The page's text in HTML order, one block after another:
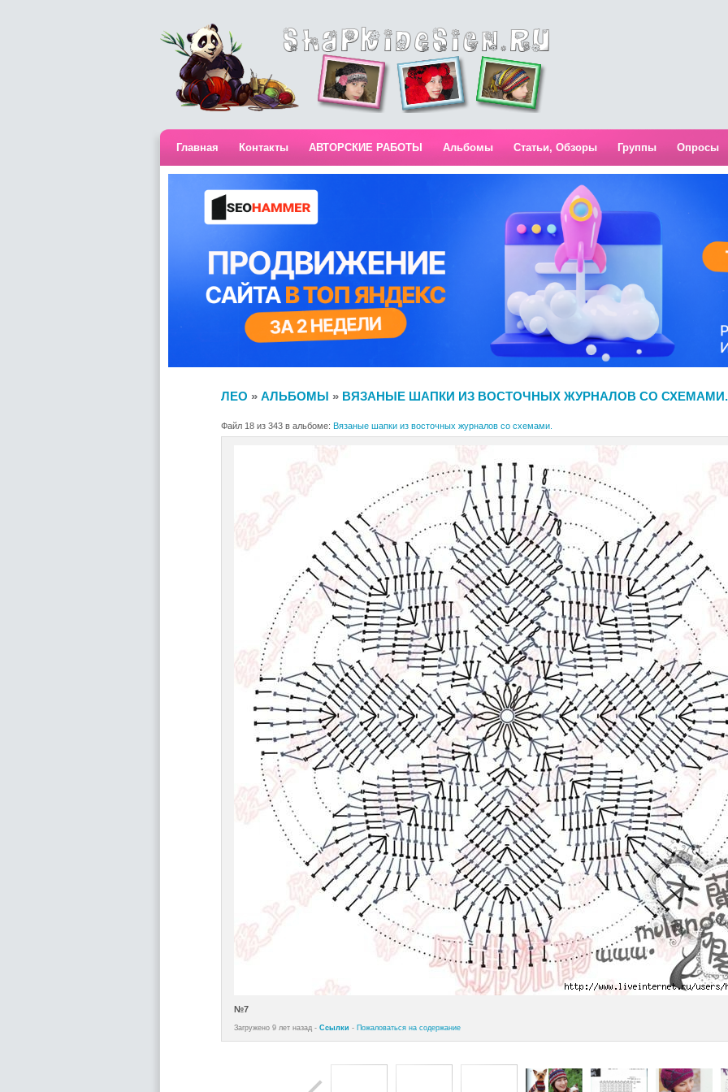
Главная Контакты АВТОРСКИЕ РАБОТЫ Альбомы Статьи, Обзоры Группы Опросы
ЛЕО » АЛЬБОМЫ » ВЯЗАНЫЕ ШАПКИ ИЗ ВОСТОЧНЫХ ЖУРНАЛОВ СО СХЕМАМИ.
Файл 18 из 343 в альбоме: Вязаные шапки из восточных журналов со схемами.
№7
Загружено 9 лет назад - Ссылки - Пожаловаться на содержание